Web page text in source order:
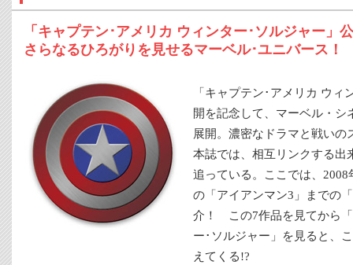
「キャプテン･アメリカ ウィンター･ソルジャー」
さらなるひろがりを見せるマーベル･ユニバース！
「キャプテン･アメリカ ウィ
開を記念して、マーベル・シ
展開。濃密なドラマと戦い
本誌では、相互リンクする出
追っている。ここでは、
の「アイアンマン3」までの
介！ この7作品を見てから
ー･ソルジャー」を見ると、
えてくる!?